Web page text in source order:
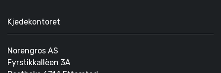
Kjedekontoret
Norengros AS
Fyrstikkallèen 3A